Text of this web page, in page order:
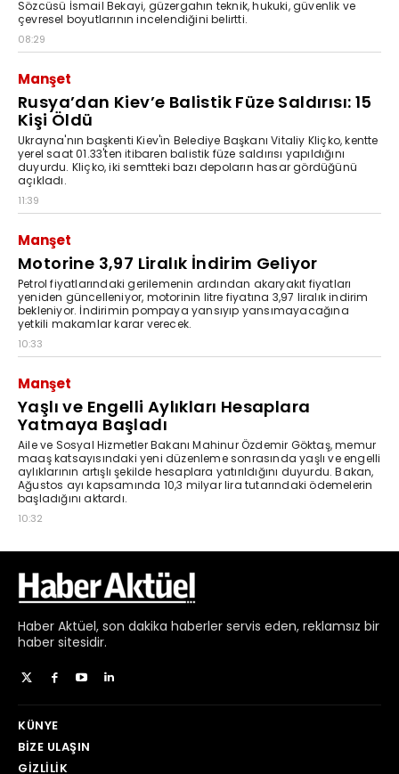
Haber Aktüel, son dakika haberler servis eden, reklamsız bir
haber sitesidir.
KÜNYE
BIZE ULAŞIN
GIZLILIK